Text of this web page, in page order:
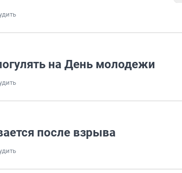
на День молодежи
после взрыва